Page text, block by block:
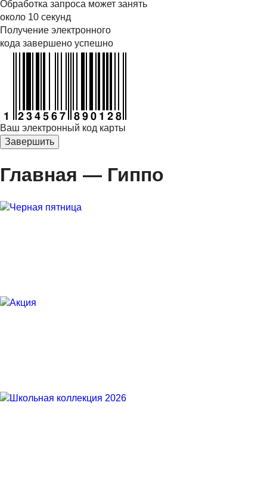
Обработка запроса может занять
около 10 секунд
Получение электронного
кода завершено успешно
Ваш электронный код карты
Завершить
Главная — Гиппо